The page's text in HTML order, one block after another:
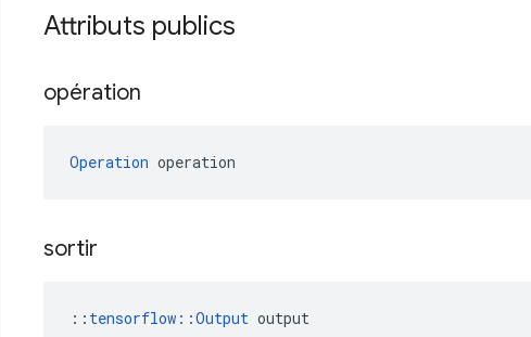
Attributs publics
opération
Operation operation
sortir
:: tensorflow::Output output